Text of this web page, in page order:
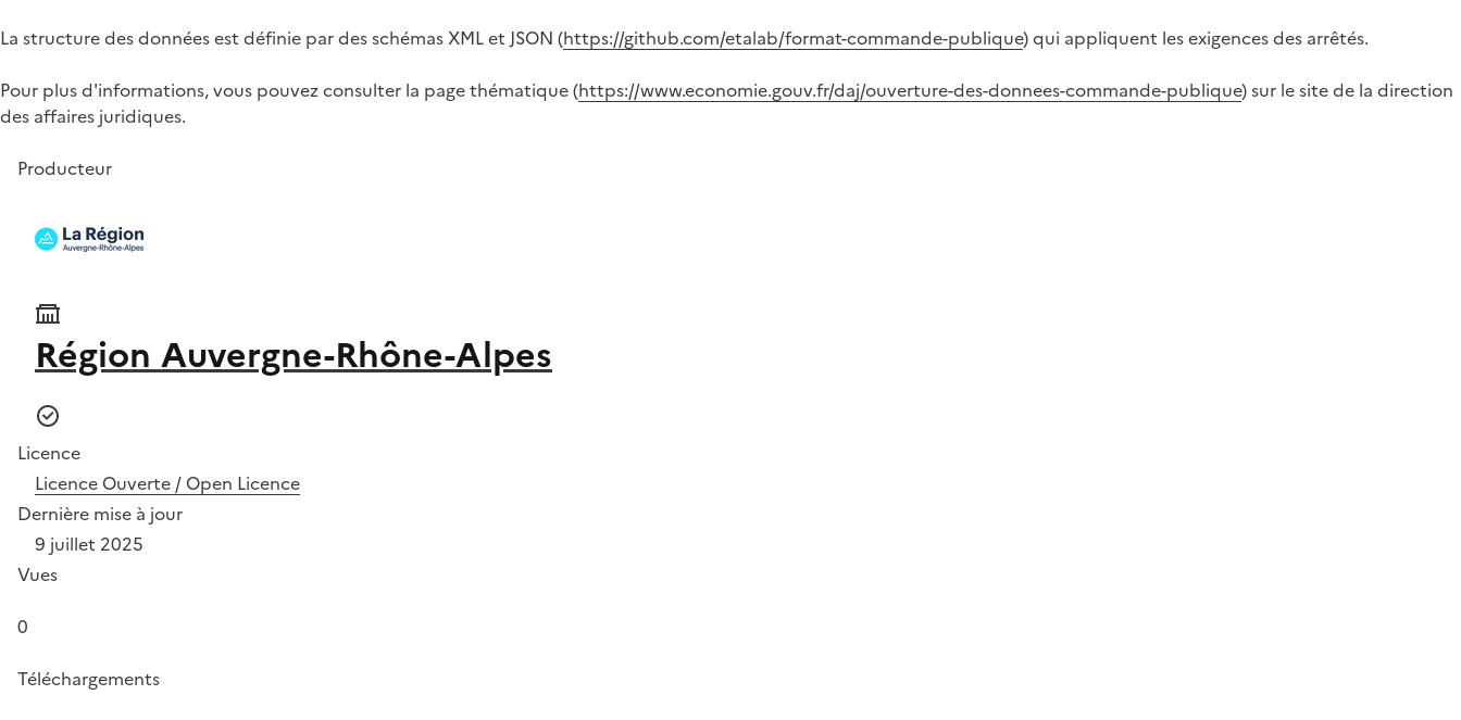
La structure des données est définie par des schémas XML et JSON (https://github.com/etalab/format-commande-publique) qui appliquent les exigences des arrêtés.
Pour plus d'informations, vous pouvez consulter la page thématique (https://www.economie.gouv.fr/daj/ouverture-des-donnees-commande-publique) sur le site de la direction
des affaires juridiques.
Producteur
Région Auvergne-Rhône-Alpes
Licence
Licence Ouverte / Open Licence
Dernière mise à jour
9 juillet 2025
Vues
0
Téléchargements